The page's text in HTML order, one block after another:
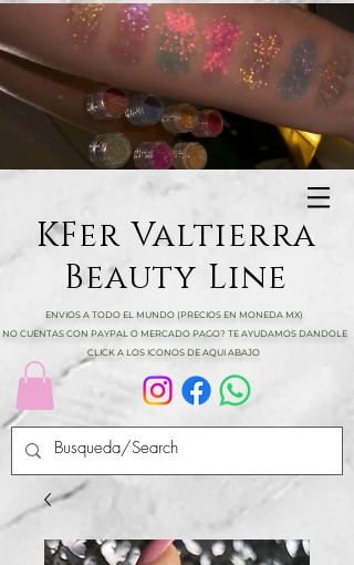
KFer Valtierra
Beauty Line
ENVIOS A TODO EL MUNDO (PRECIOS EN MONEDA MX)
NO CUENTAS CON PAYPAL O MERCADO PAGO? TE AYUDAMOS DANDOLE
CLICK A LOS ICONOS DE AQUI ABAJO